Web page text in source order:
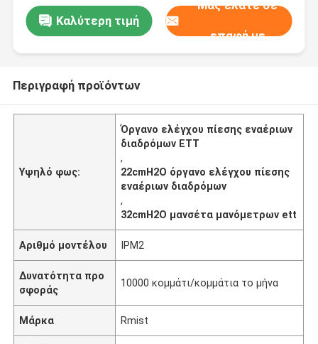
Καλύτερη τιμή
Μας ελάτε σε
επαφή με
Περιγραφή προϊόντων
Υψηλό φως:
Όργανο ελέγχου πίεσης εναέριων
διαδρόμων ETT
,
22cmH2O όργανο ελέγχου πίεσης
εναέριων διαδρόμων
,
32cmH2O μανσέτα μανόμετρων ett
Αριθμό μοντέλου IPM2
Δυνατότητα προ
σφοράς
10000 κομμάτι/κομμάτια το μήνα
Μάρκα Rmist